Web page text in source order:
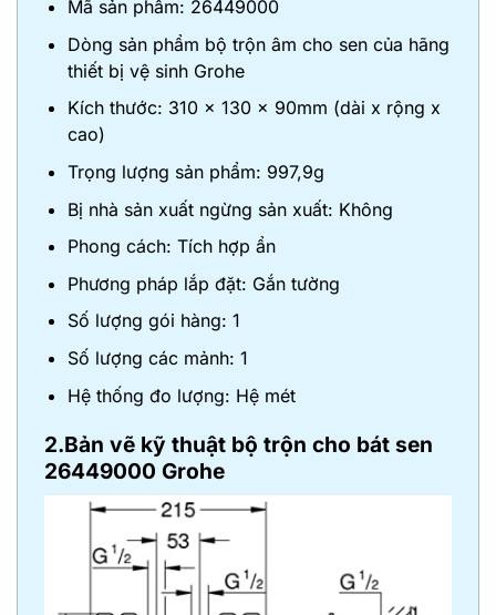
Mã sản phẩm: 26449000
Dòng sản phẩm bộ trộn âm cho sen của hãng
thiết bị vệ sinh Grohe
Kích thước: 310 x 130 x 90mm (dài x rộng x
cao)
Trọng lượng sản phẩm: 997,9g
Bị nhà sản xuất ngừng sản xuất: Không
Phong cách: Tích hợp ẩn
Phương pháp lắp đặt: Gắn tường
Số lượng gói hàng: 1
Số lượng các mảnh: 1
Hệ thống đo lượng: Hệ mét
2.Bản vẽ kỹ thuật bộ trộn cho bát sen
26449000 Grohe